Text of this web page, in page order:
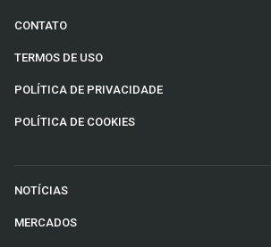
CONTATO
TERMOS DE USO
POLÍTICA DE PRIVACIDADE
POLÍTICA DE COOKIES
NOTÍCIAS
MERCADOS